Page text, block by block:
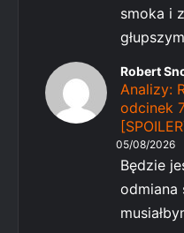
smoka i
Robert
Analizy:
odcinek
05/08/2026
Będzie
odmiana